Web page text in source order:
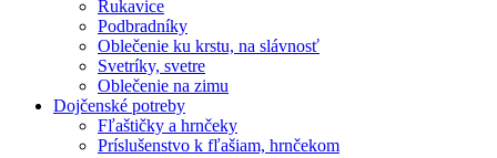
Rukavice
Podbradníky
Oblečenie ku krstu, na slávnosť
Svetríky, svetre
Oblečenie na zimu
Dojčenské potreby
Fľaštičky a hrnčeky
Príslušenstvo k fľašiam, hrnčekom